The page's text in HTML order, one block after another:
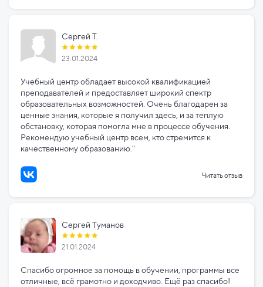
Сергей Т.
23.01.2024
Учебный центр обладает высокой квалификацией
преподавателей и предоставляет широкий спектр
образовательных возможностей. Очень благодарен за
ценные знания, которые я получил здесь, и за теплую
обстановку, которая помогла мне в процессе обучения.
Рекомендую учебный центр всем, кто стремится к
качественному образованию."
Читать отзыв
Сергей Туманов
21.01.2024
Спасибо огромное за помощь в обучении, программы все
отличные, всё грамотно и доходчиво. Ещё раз спасибо!